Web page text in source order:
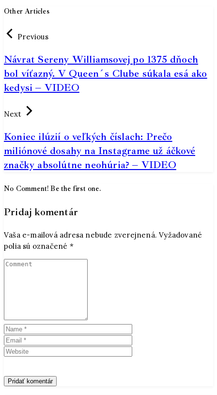
Other Articles
Previous
Návrat Sereny Williamsovej po 1375 dňoch
bol víťazný. V Queen´s Clube súkala esá ako
kedysi – VIDEO
Next
Koniec ilúzií o veľkých číslach: Prečo
miliónové dosahy na Instagrame už áčkové
značky absolútne neohúria? – VIDEO
No Comment! Be the first one.
Pridaj komentár
Vaša e-mailová adresa nebude zverejnená. Vyžadované
polia sú označené *